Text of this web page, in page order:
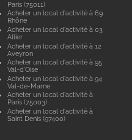
Paris (75011)
Acheter un local d'activité à 69
Rhône
Acheter un local d'activité à 03
Allier
Acheter un local d'activité à 12
Aveyron
Acheter un local d'activité à 95
Val-d'Oise
Acheter un local d'activité à 94
Val-de-Marne
Acheter un local d'activité à
Paris (75003)
Acheter un local d'activité à
Saint Denis (97400)